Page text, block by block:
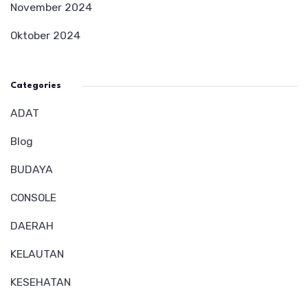
November 2024
Oktober 2024
Categories
ADAT
Blog
BUDAYA
CONSOLE
DAERAH
KELAUTAN
KESEHATAN